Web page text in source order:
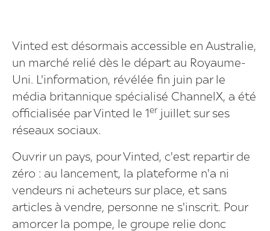
Vinted est désormais accessible en Australie,
un marché relié dès le départ au Royaume-
Uni. L'information, révélée fin juin par le
média britannique spécialisé ChannelX, a été
officialisée par Vinted le 1 er juillet sur ses
réseaux sociaux.
Ouvrir un pays, pour Vinted, c'est repartir de
zéro : au lancement, la plateforme n'a ni
vendeurs ni acheteurs sur place, et sans
articles à vendre, personne ne s'inscrit. Pour
amorcer la pompe, le groupe relie donc